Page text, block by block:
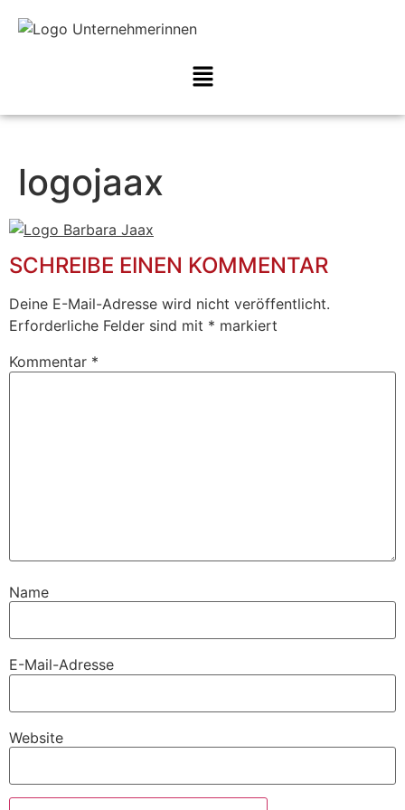
logojaax
SCHREIBE EINEN KOMMENTAR
Deine E-Mail-Adresse wird nicht veröffentlicht.
Erforderliche Felder sind mit * markiert
Kommentar *
Name
E-Mail-Adresse
Website